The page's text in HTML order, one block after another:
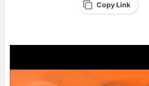
Copy Link